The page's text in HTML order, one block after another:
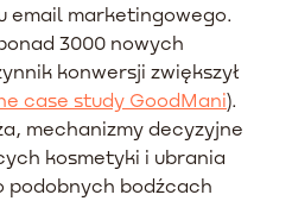
email marketingowego.
3000 nowych
konwersji zwiększył
case study GoodMani).
mechanizmy decyzyjne
kosmetyki i ubrania
podobnych bodźcach